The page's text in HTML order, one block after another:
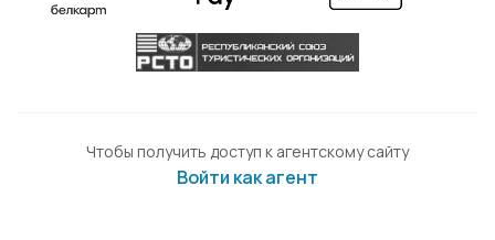
Чтобы получить доступ к агентскому сайту
Войти как агент